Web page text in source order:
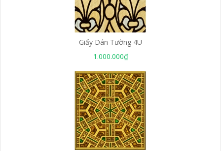
Giấy Dán Tường 4U
1.000.000₫